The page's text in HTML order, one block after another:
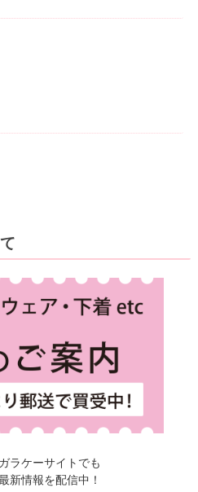
ガラケーサイトでも
新情報を配信中！